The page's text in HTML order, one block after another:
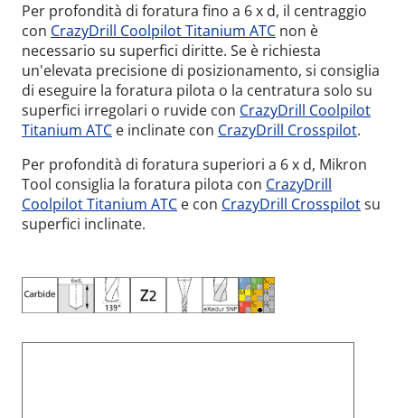
Per profondità di foratura fino a 6 x d, il centraggio
con CrazyDrill Coolpilot Titanium ATC non è
necessario su superfici diritte. Se è richiesta
un'elevata precisione di posizionamento, si consiglia
di eseguire la foratura pilota o la centratura solo su
superfici irregolari o ruvide con CrazyDrill Coolpilot
Titanium ATC e inclinate con CrazyDrill Crosspilot.
Per profondità di foratura superiori a 6 x d, Mikron
Tool consiglia la foratura pilota con CrazyDrill
Coolpilot Titanium ATC e con CrazyDrill Crosspilotsu
superfici inclinate.